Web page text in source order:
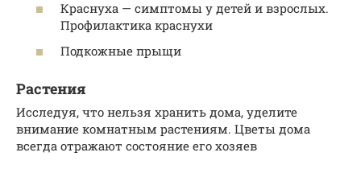
Краснуха — симптомы у детей и взрослых.
Профилактика краснухи
Подкожные прыщи
Растения
Исследуя, что нельзя хранить дома, уделите
внимание комнатным растениям. Цветы дома
всегда отражают состояние его хозяев